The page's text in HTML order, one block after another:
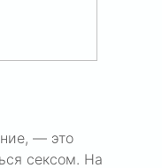
— это
сексом. На